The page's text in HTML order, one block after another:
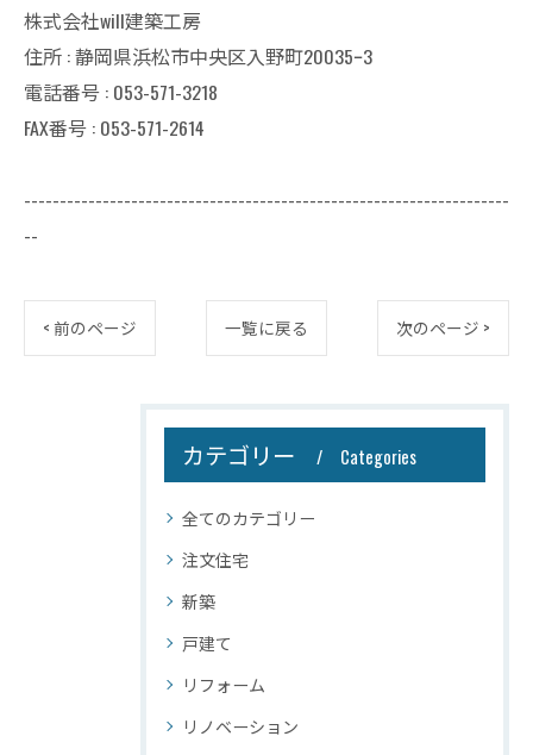
株式会社will建築工房
住所 : 静岡県浜松市中央区入野町20035ｰ3
電話番号 : 053-571-3218
FAX番号 : 053-571-2614
--------------------------------------------------------------------
--
< 前のページ 一覧に戻る 次のページ >
カテゴリー Categories
全てのカテゴリー
注文住宅
新築
戸建て
リフォーム
リノベーション